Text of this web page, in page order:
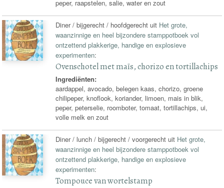
peper, raapstelen, salie, water en zout
Diner / bijgerecht / hoofdgerecht uit Het grote,
waanzinnige en heel bijzondere stamppotboek vol
ontzettend plakkerige, handige en explosieve
experimenten:
Ovenschotel met maïs, chorizo en tortillachips
Ingrediënten:
aardappel, avocado, belegen kaas, chorizo, groene
chilipeper, knoflook, koriander, limoen, mais in blik,
peper, peterselie, roomboter, tomaat, tortillachips, ui,
volle melk en zout
Diner / lunch / bijgerecht / voorgerecht uit Het grote,
waanzinnige en heel bijzondere stamppotboek vol
ontzettend plakkerige, handige en explosieve
experimenten:
Tompouce van wortelstamp